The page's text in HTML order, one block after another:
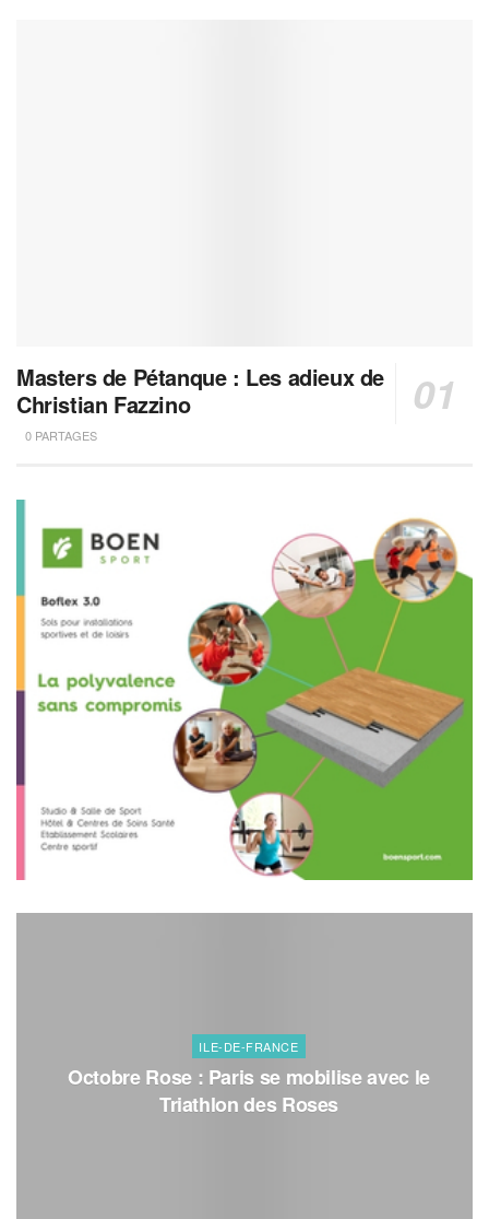
Masters de Pétanque : Les adieux de
Christian Fazzino
0 PARTAGES
ILE-DE-FRANCE
Octobre Rose : Paris se mobilise avec le
Triathlon des Roses